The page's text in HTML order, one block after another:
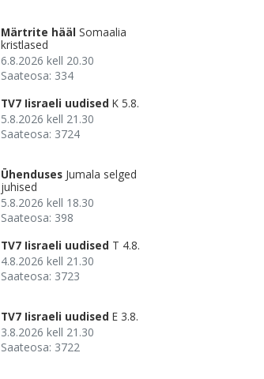
Märtrite hääl Somaalia
kristlased
6.8.2026 kell 20.30
Saateosa: 334
TV7 Iisraeli uudised K 5.8.
5.8.2026 kell 21.30
Saateosa: 3724
Ühenduses Jumala selged
juhised
5.8.2026 kell 18.30
Saateosa: 398
TV7 Iisraeli uudised T 4.8.
4.8.2026 kell 21.30
Saateosa: 3723
TV7 Iisraeli uudised E 3.8.
3.8.2026 kell 21.30
Saateosa: 3722